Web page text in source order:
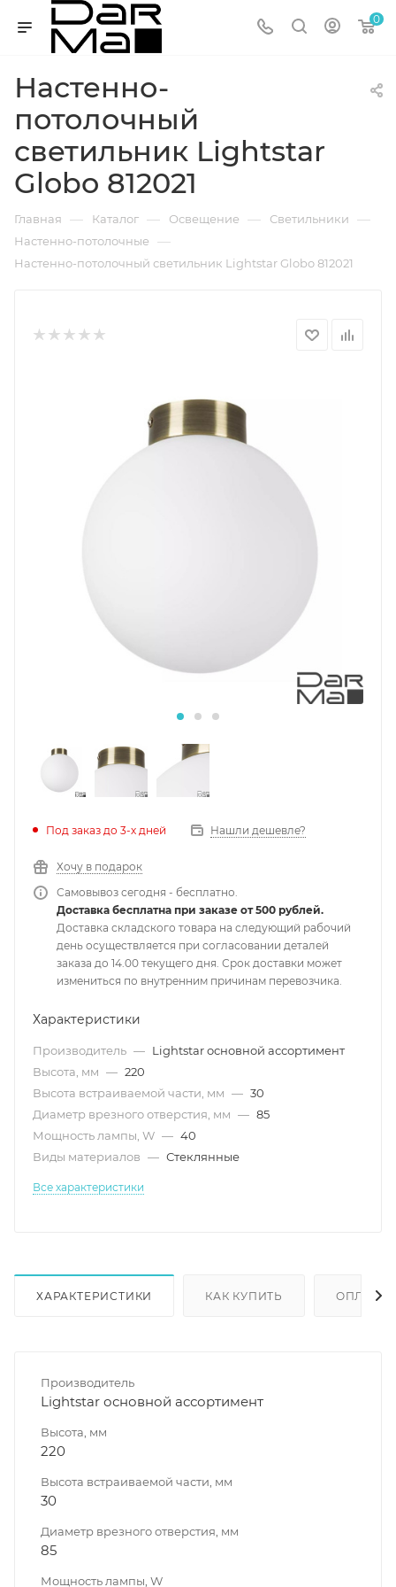
0
Настенно-
потолочный
светильник Lightstar
Globo 812021
Главная — Каталог — Освещение — Светильники —
Настенно-потолочные —
Настенно-потолочный светильник Lightstar Globo 812021
Под заказ до 3-х дней Нашли дешевле?
Хочу в подарок
Самовывоз сегодня - бесплатно.
Доставка бесплатна при заказе от 500 рублей.
Доставка складского товара на следующий рабочий
день осуществляется при согласовании деталей
заказа до 14.00 текущего дня. Срок доставки может
измениться по внутренним причинам перевозчика.
Характеристики
Производитель — Lightstar основной ассортимент
Высота, мм — 220
Высота встраиваемой части, мм — 30
Диаметр врезного отверстия, мм — 85
Мощность лампы, W — 40
Виды материалов — Стеклянные
Все характеристики
ХАРАКТЕРИСТИКИ КАК КУПИТЬ ОПЛАТА
Производитель
Lightstar основной ассортимент
Высота, мм
220
Высота встраиваемой части, мм
30
Диаметр врезного отверстия, мм
85
Мощность лампы, W